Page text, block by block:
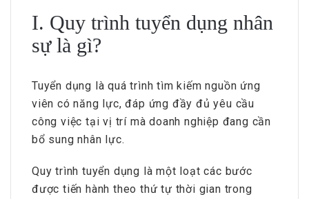
I. Quy trình tuyển dụng nhân
sự là gì?
Tuyển dụng là quá trình tìm kiếm nguồn ứng
viên có năng lực, đáp ứng đầy đủ yêu cầu
công việc tại vị trí mà doanh nghiệp đang cần
bổ sung nhân lực.
Quy trình tuyển dụng là một loạt các bước
được tiến hành theo thứ tự thời gian trong